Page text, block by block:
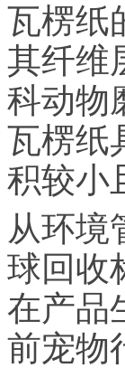
瓦楞纸
其纤维
科动物
瓦楞纸
积较小
从环境
球回收
在产品
前宠物